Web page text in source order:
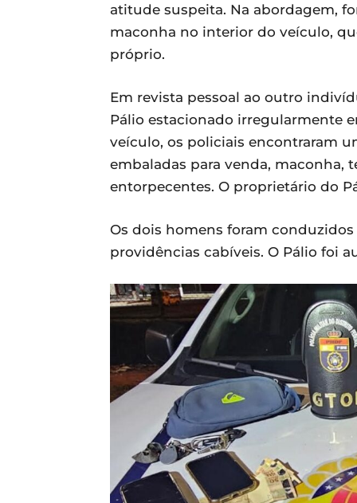
atitude suspeita. Na abordagem,
maconha no interior do veículo,
próprio.
Em revista pessoal ao outro
Pálio estacionado irregularmente
veículo, os policiais encontraram
embaladas para venda, maconha,
entorpecentes. O proprietário do
Os dois homens foram conduzidos
providências cabíveis. O Pálio foi